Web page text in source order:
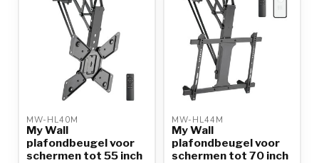
MW-HL40M
My Wall
plafondbeugel voor
schermen tot 55 inch
MW-HL44M
My Wall
plafondbeugel voor
schermen tot 70 inch